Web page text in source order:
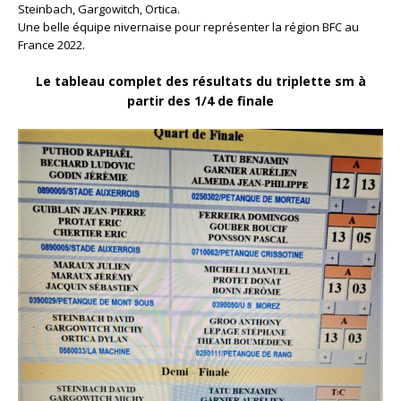
Steinbach, Gargowitch, Ortica.
Une belle équipe nivernaise pour représenter la région BFC au
France 2022.
Le tableau complet des résultats du triplette sm à
partir des 1/4 de finale